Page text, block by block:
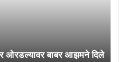
ओरडल्यावर बाबर आझमने दिले